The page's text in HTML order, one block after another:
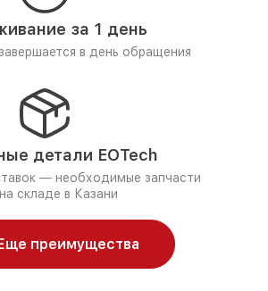
за 1 день
в день обращения
детали EOTech
— необходимые запчасти
складе в Казани
преимущества